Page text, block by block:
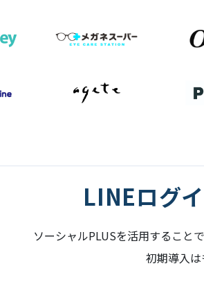
LINEログ
ソーシャルPLUSを活用すること
初期導入は